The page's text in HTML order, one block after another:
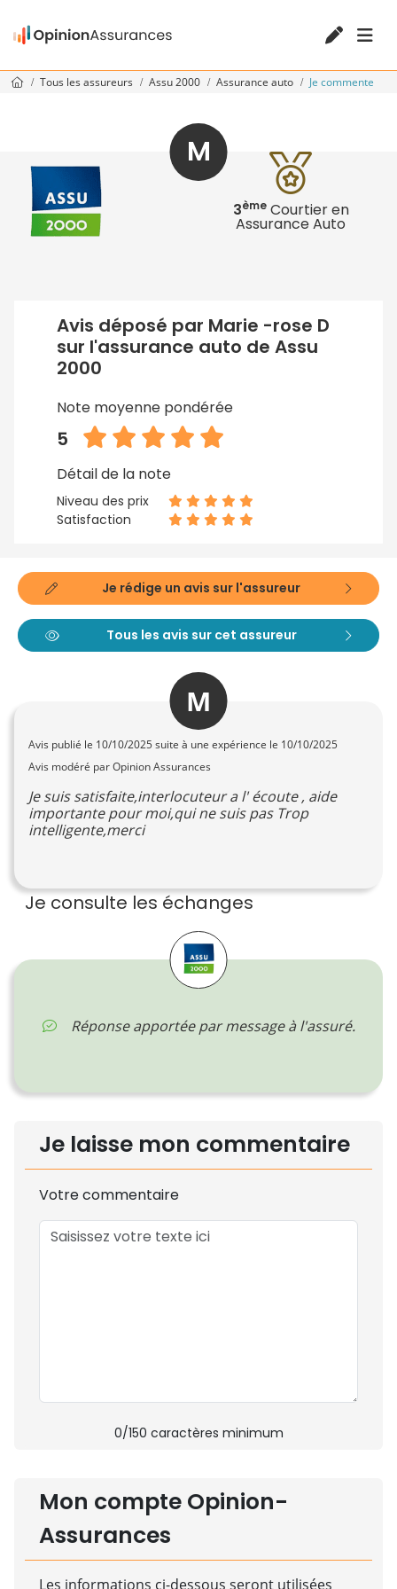
Tous les assureurs Assu 2000 Assurance auto Je commente
M
Avis déposé par Marie -rose D
sur l'assurance auto de Assu
2000
Note moyenne pondérée
5
Détail de la note
Niveau des prix
Satisfaction
3ème Courtier en
Assurance Auto
Je rédige un avis sur l'assureur
Tous les avis sur cet assureur
M
Avis publié le 10/10/2025 suite à une expérience le 10/10/2025
Avis modéré par Opinion Assurances
Je suis satisfaite,interlocuteur a l' écoute , aide
importante pour moi,qui ne suis pas Trop
intelligente,merci
Je consulte les échanges
Réponse apportée par message à l'assuré.
Je laisse mon commentaire
Votre commentaire
0/150 caractères minimum
Mon compte Opinion-
Assurances
Les informations ci-dessous seront utilisées